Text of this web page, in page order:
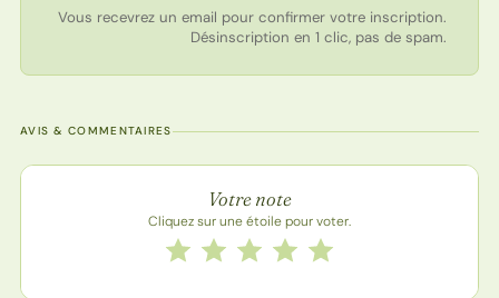
Vous recevrez un email pour confirmer votre inscription.
Désinscription en 1 clic, pas de spam.
AVIS & COMMENTAIRES
Note de la recette
Votre note
Cliquez sur une étoile pour voter.
Notez cette recette de 1 à 5 étoiles
5 étoiles
4 étoiles
3 étoiles
2 étoiles
1 étoile